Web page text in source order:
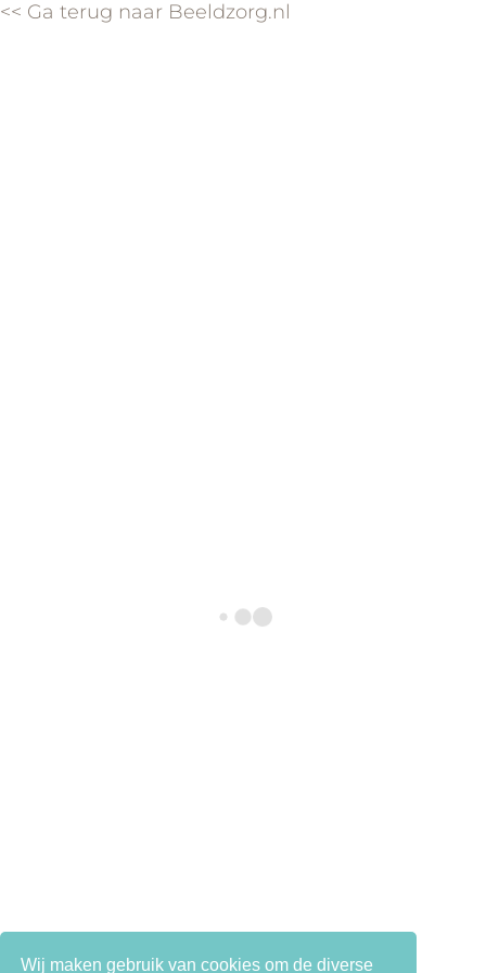
Wij maken gebruik van cookies om de diverse
<< Ga terug naar Beeldzorg.nl